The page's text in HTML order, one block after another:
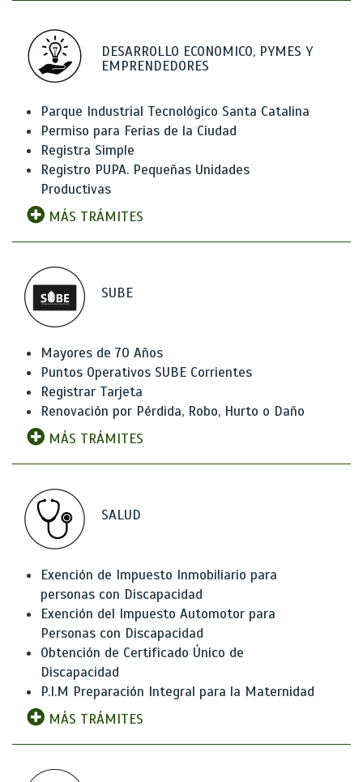
DESARROLLO ECONOMICO, PYMES Y
EMPRENDEDORES
Parque Industrial Tecnológico Santa Catalina
Permiso para Ferias de la Ciudad
Registra Simple
Registro PUPA. Pequeñas Unidades
Productivas
MÁS TRÁMITES
SUBE
Mayores de 70 Años
Puntos Operativos SUBE Corrientes
Registrar Tarjeta
Renovación por Pérdida, Robo, Hurto o Daño
MÁS TRÁMITES
SALUD
Exención de Impuesto Inmobiliario para
personas con Discapacidad
Exención del Impuesto Automotor para
Personas con Discapacidad
Obtención de Certificado Único de
Discapacidad
P.I.M Preparación Integral para la Maternidad
MÁS TRÁMITES